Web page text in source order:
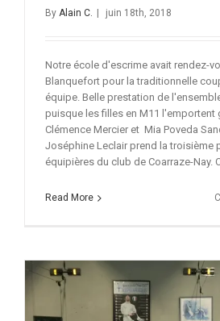
By Alain C. | juin 18th, 2018
Notre école d'escrime avait rendez-
Blanquefort pour la traditionnelle
équipe. Belle prestation de
puisque les filles en M11 l'emportent
Clémence Mercier et Mia Poveda
Joséphine Leclair prend la troisième
équipières du club de Coarraze-Nay.
Read More